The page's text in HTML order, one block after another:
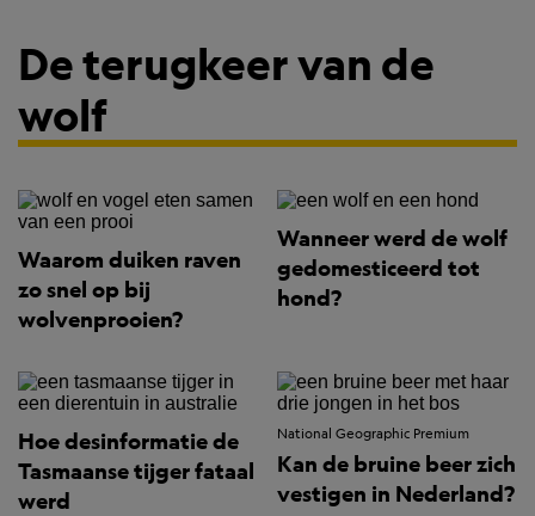
De terugkeer van de
wolf
Waarom duiken raven
zo snel op bij
wolvenprooien?
Wanneer werd de wolf
gedomesticeerd tot
hond?
Hoe desinformatie de
Tasmaanse tijger fataal
werd
National Geographic Premium
Kan de bruine beer zich
vestigen in Nederland?